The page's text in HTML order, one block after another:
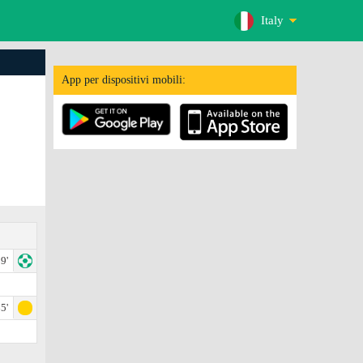
Italy
App per dispositivi mobili:
9'